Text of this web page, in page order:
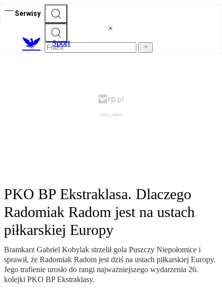
Serwisy
Sport
PKO BP Ekstraklasa. Dlaczego
Radomiak Radom jest na ustach
piłkarskiej Europy
Bramkarz Gabriel Kobylak strzelił gola Puszczy Niepołomice i
sprawił, że Radomiak Radom jest dziś na ustach piłkarskiej Europy.
Jego trafienie urosło do rangi najważniejszego wydarzenia 26.
kolejki PKO BP Ekstraklasy.